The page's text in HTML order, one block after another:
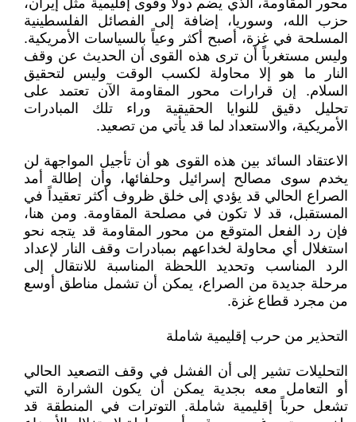
محور المقاومة، الذي يضم دولاً وقوى إقليمية مثل إيران،
حزب الله، وسوريا، إضافة إلى الفصائل الفلسطينية
المسلحة في غزة، أصبح أكثر وعياً بالسياسات الأمريكية.
وليس مستغرباً أن ترى هذه القوى أن الحديث عن وقف
النار ما هو إلا محاولة لكسب الوقت وليس لتحقيق
السلام. إن قرارات محور المقاومة الآن تعتمد على
تحليل دقيق للنوايا الحقيقية وراء تلك المبادرات
الأمريكية، والاستعداد لما قد يأتي من تصعيد.
الاعتقاد السائد بين هذه القوى هو أن تأجيل المواجهة لن
يخدم سوى مصالح إسرائيل وحلفائها، وأن إطالة أمد
الصراع الحالي قد يؤدي إلى خلق ظروف أكثر تعقيداً في
المستقبل، قد لا تكون في مصلحة المقاومة. ومن هنا،
فإن رد الفعل المتوقع من محور المقاومة قد يتجه نحو
استغلال أي محاولة لخداعهم بمبادرات وقف النار لإعداد
الرد المناسب وتحديد اللحظة المناسبة للانتقال إلى
مرحلة جديدة من الصراع، يمكن أن تشمل مناطق أوسع
من مجرد قطاع غزة.
التحذير من حرب إقليمية شاملة
التحليلات تشير إلى أن الفشل في وقف التصعيد الحالي
أو التعامل معه بجدية يمكن أن يكون الشرارة التي
تشعل حرباً إقليمية شاملة. التوترات في المنطقة قد